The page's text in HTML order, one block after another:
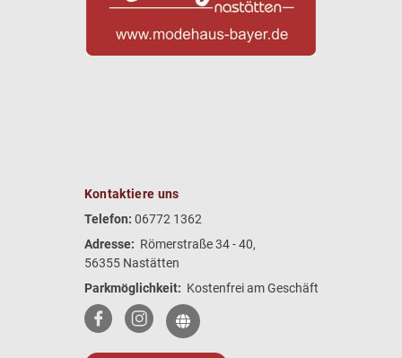
Kontaktiere uns
Telefon: 06772 1362
Adresse: Römerstraße 34 - 40,
56355 Nastätten
Parkmöglichkeit: Kostenfrei am Geschäft